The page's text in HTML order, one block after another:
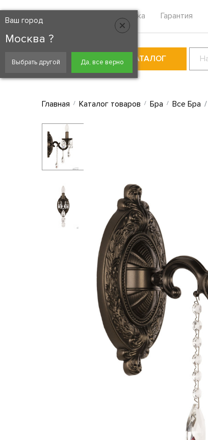
Москва
Ваш город
Москва ?
Выбрать другой Да, все верно
Доставка Гарантия
КАТАЛОГ
Главная Каталог товаров Бра Все Бра